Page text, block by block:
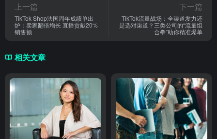
上一篇
TikTok Shop法国周年成绩单出
炉：卖家翻倍增长 直播贡献20%
销售额
下一篇
TikTok流量战场：全渠道发力还
是选对渠道？三类公司的“流量组
合拳”助你精准爆单
相关文章